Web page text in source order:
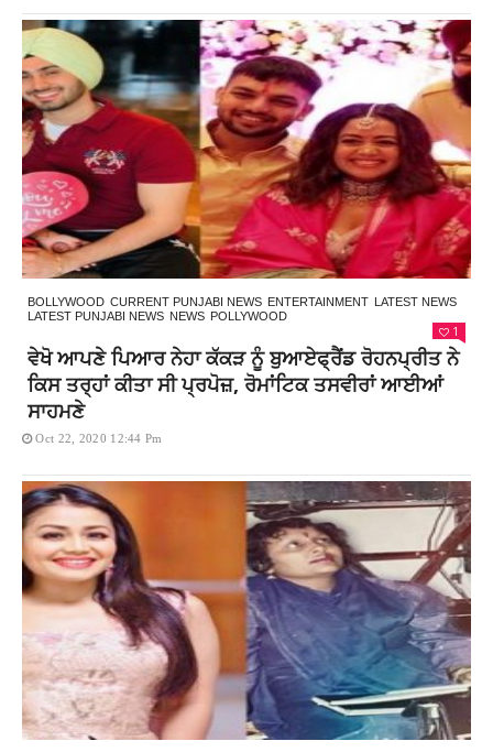
BOLLYWOOD CURRENT PUNJABI NEWS ENTERTAINMENT LATEST NEWS
LATEST PUNJABI NEWS NEWS POLLYWOOD
1
ਵੇਖੋ ਆਪਣੇ ਪਿਆਰ ਨੇਹਾ ਕੱਕੜ ਨੂੰ ਬੁਆਏਫ੍ਰੈਂਡ ਰੋਹਨਪ੍ਰੀਤ ਨੇ
ਕਿਸ ਤਰ੍ਹਾਂ ਕੀਤਾ ਸੀ ਪ੍ਰਪੋਜ਼, ਰੋਮਾਂਟਿਕ ਤਸਵੀਰਾਂ ਆਈਆਂ
ਸਾਹਮਣੇ
Oct 22, 2020 12:44 Pm